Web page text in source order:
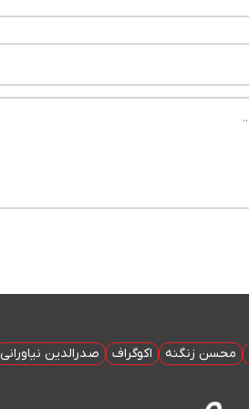
محسن زنگنه اکوگراف صدرالدین نیاورانی